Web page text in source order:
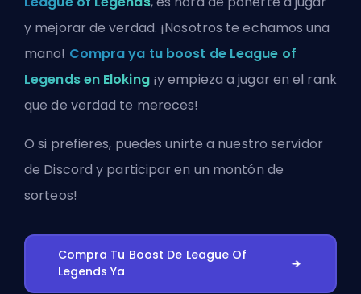
y mejorar de verdad. ¡Nosotros te echamos una
mano! Compra ya tu boost de League of
Legends en Eloking¡y empieza a jugar en el rank
que de verdad te mereces!
O si prefieres, puedesunirte a nuestro servidor
de Discord y participar en un montón de
sorteos!
Compra Tu Boost De League Of
Legends Ya